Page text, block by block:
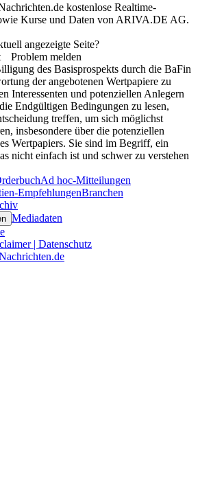
kostenlose Realtime-
Kurse und Daten von ARIVA.DE AG.
angezeigte Seite?
Problem melden
des Basisprospekts durch die BaFin
der angebotenen Wertpapiere zu
Interessenten und potenziellen Anlegern
Endgültigen Bedingungen zu lesen,
treffen, um sich möglichst
insbesondere über die potenziellen
Wertpapiers. Sie sind im Begriff, ein
nicht einfach ist und schwer zu verstehen
Ad hoc-Mitteilungen
EmpfehlungenBranchen
Mediadaten
| Datenschutz